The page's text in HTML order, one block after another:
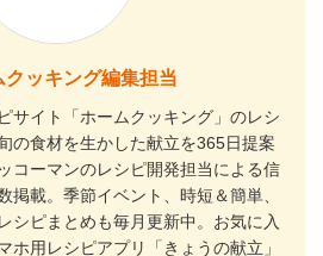
ッキング編集担当
サイト「ホームクッキング」のレシ
の食材を生かした献立を365日提案
コーマンのレシピ開発担当による信
掲載。季節イベント、時短＆簡単、
シピまとめも毎月更新中。お気に入
ホ用レシピアプリ「きょうの献立」